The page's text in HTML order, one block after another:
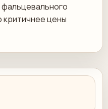
критичнее цены